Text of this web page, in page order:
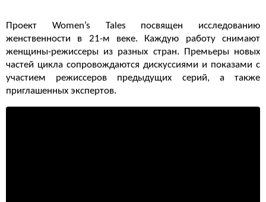
Проект Women’s Tales посвящен исследованию
женственности в 21-м веке. Каждую работу снимают
женщины-режиссеры из разных стран. Премьеры новых
частей цикла сопровождаются дискуссиями и показами с
участием режиссеров предыдущих серий, а также
приглашенных экспертов.